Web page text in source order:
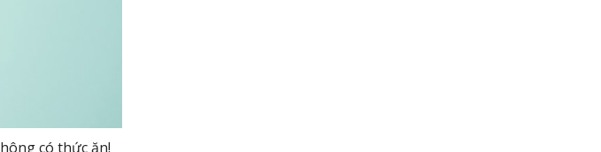
có thức ăn!